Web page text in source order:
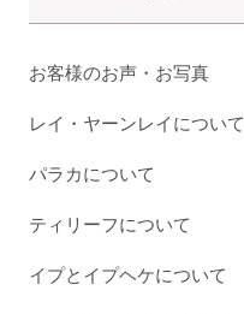
お客様のお声・お写真
レイ・ヤーンレイについて
パラカについて
ティリーフについて
イプとイプヘケについて